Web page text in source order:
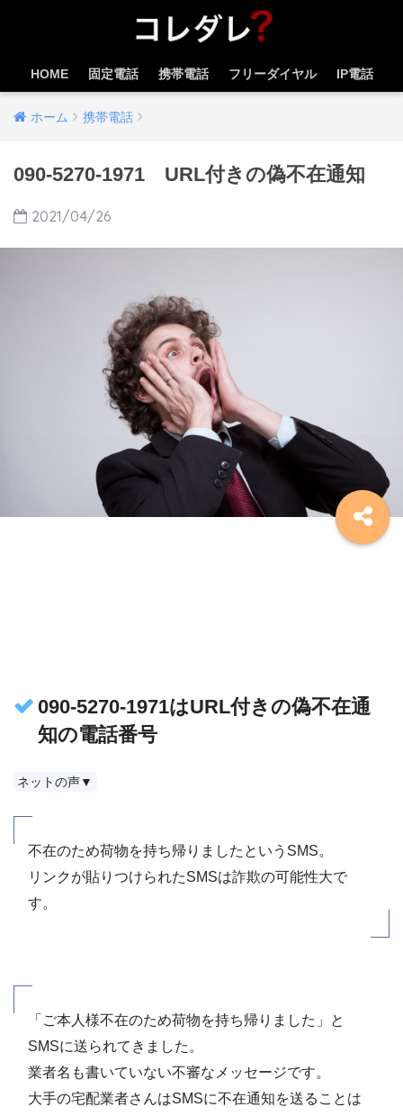
HOME 固定電話 携帯電話 フリーダイヤル IP電話
ホーム 携帯電話
090-5270-1971 URL付きの偽不在通知
2021/04/26
090-5270-1971はURL付きの偽不在通
知の電話番号
ネットの声▼
不在のため荷物を持ち帰りましたというSMS。
リンクが貼りつけられたSMSは詐欺の可能性大で
す。
「ご本人様不在のため荷物を持ち帰りました」と
SMSに送られてきました。
業者名も書いていない不審なメッセージです。
大手の宅配業者さんはSMSに不在通知を送ることは